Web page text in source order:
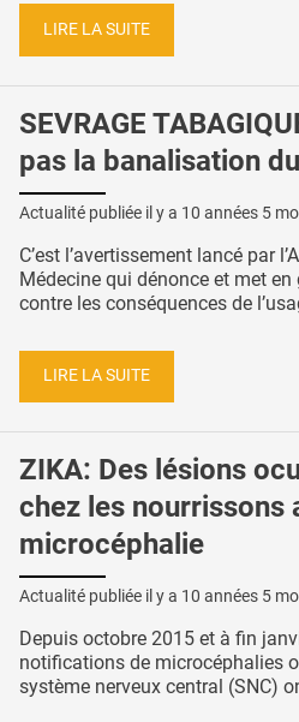
LIRE LA SUITE
SEVRAGE
pas la banalisation
Actualité publiée il y a 10 années 5
C’est l’avertissement lancé par
Médecine qui dénonce et met
contre les conséquences de
LIRE LA SUITE
ZIKA: Des lésions
chez les nourrissons
microcéphalie
Actualité publiée il y a 10 années 5
Depuis octobre 2015 et à fin
notifications de microcéphalies
système nerveux central (SNC)